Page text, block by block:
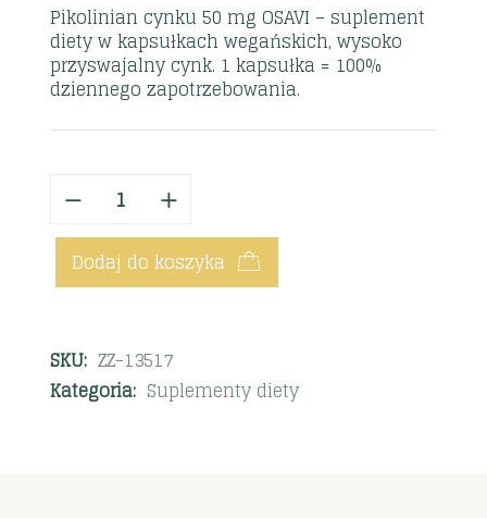
Pikolinian cynku 50 mg OSAVI – suplement
diety w kapsułkach wegańskich, wysoko
przyswajalny cynk. 1 kapsułka = 100%
dziennego zapotrzebowania.
Dodaj do koszyka
SKU: ZZ-13517
Kategoria: Suplementy diety